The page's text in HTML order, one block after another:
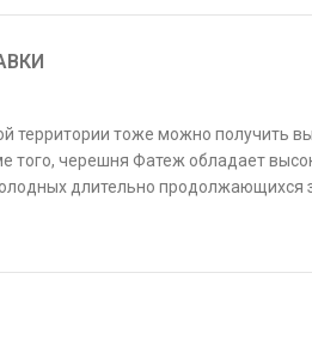
тоже можно получить
того, черешня Фатеж обладает
длительно продолжающихся